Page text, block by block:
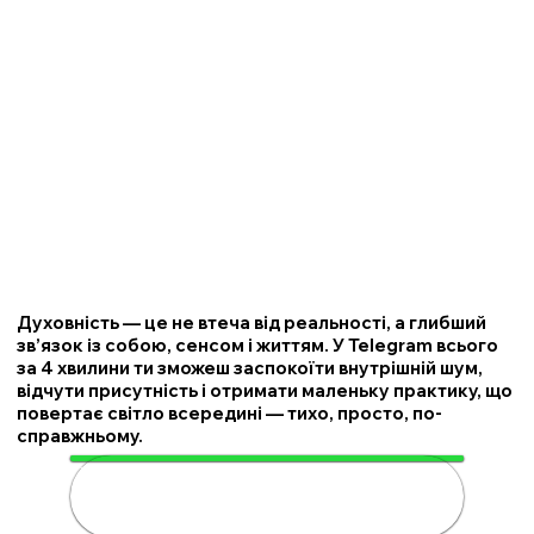
Духовність — це не втеча від реальності, а глибший
зв’язок із собою, сенсом і життям. У Telegram всього
за 4 хвилини ти зможеш заспокоїти внутрішній шум,
відчути присутність і отримати маленьку практику, що
повертає світло всередині — тихо, просто, по-
справжньому.
🌟 Розкрий свою духовність за 4